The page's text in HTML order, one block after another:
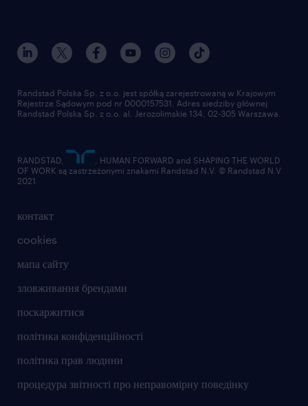
контакт
cookies
мапа сайту
зловживання брендами
поскаржитися
політика конфіденційності
політика прав людини
процедура звітності про неправомірну поведінку
Randstad Polska Sp. z o.o. jest spółką zarejestrowaną w Krajowym
Rejestrze Sądowym pod nr 0000157531. Adres siedziby głównej
Randstad Polska Sp. z o.o. al. Jerozolimskie 134, 02-305 Warszawa.
RANDSTAD,
, HUMAN FORWARD and SHAPING THE WORLD
OF WORK są zastrzeżonymi znakami Randstad N.V. © Randstad N.V
2021